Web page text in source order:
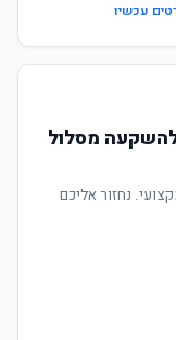
עכשיו
להשקעה מסלול
נחזור אליכם